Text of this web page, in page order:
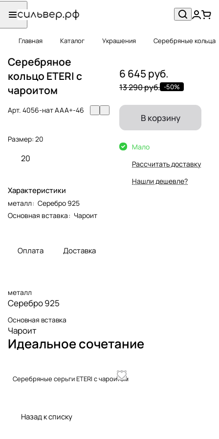
Главная Каталог Украшения Серебряные кольца
Серебряное
кольцо ETERI с
чароитом
Арт. 4056-нат ААА+-46
Размер: 20
20
Характеристики
металл: Серебро 925
Основная вставка: Чароит
6 645 руб.
13 290 руб. -50%
В корзину
Мало
Рассчитать доставку
Нашли дешевле?
Оплата Доставка
металл
Серебро 925
Основная вставка
Чароит
Идеальное сочетание
Серебряные серьги ETERI с чароитом
Назад к списку